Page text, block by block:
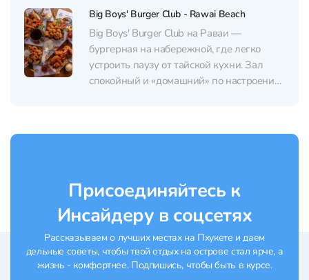
большого выбора сочных бургеров с
различными соусами, а одна позиция
напомнит вам бургер из...
Big Boys' Burger Club - Rawai Beach
Big Boys' Burger Club на Раваи —
бургерная на набережной, где легко
устроить паузу от тайской кухни. Зал
спокойный и «домашний» по настроению,
Присоединяйтесь к
Инсайдеру в соцсетях
Рассказываем о лучших местах на Пхукете и даем
дельные советы, чтобы твой отдых на острове стал ярче, а
жизнь - комфортнее. Подпишись, чтобы быть в курсе.